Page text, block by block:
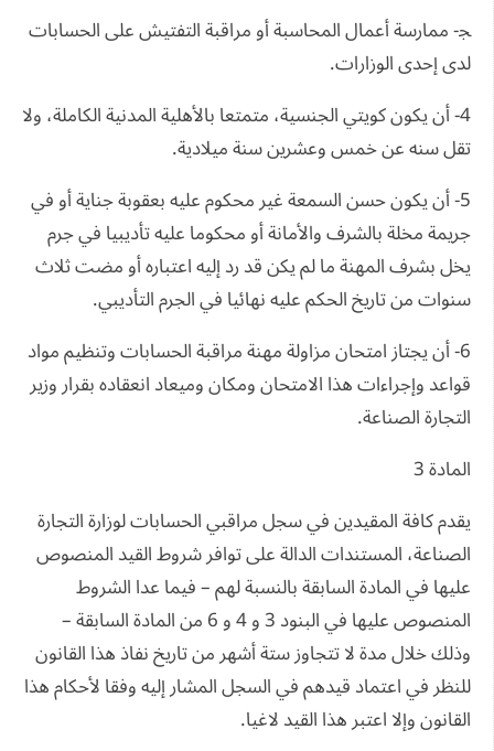
ﺠ- ممارسة أعمال المحاسبة أو مراقبة التفتيش على الحسابات
لدى إحدى الوزارات.
4- أن يكون كويتي الجنسية، متمتعا بالأهلية المدنية الكاملة، ولا
تقل سنه عن خمس وعشرين سنة ميلادية.
5- أن يكون حسن السمعة غير محكوم عليه بعقوبة جناية أو في
جريمة مخلة بالشرف والأمانة أو محكوما عليه تأديبيا في جرم
يخل بشرف المهنة ما لم يكن قد رد إليه اعتباره أو مضت ثلاث
سنوات من تاريخ الحكم عليه نهائيا في الجرم التأديبي.
6- أن يجتاز امتحان مزاولة مهنة مراقبة الحسابات وتنظيم مواد
قواعد وإجراءات هذا الامتحان ومكان وميعاد انعقاده بقرار وزير
التجارة الصناعة.
المادة 3
يقدم كافة المقيدين في سجل مراقبي الحسابات لوزارة التجارة
الصناعة، المستندات الدالة على توافر شروط القيد المنصوص
عليها في المادة السابقة بالنسبة لهم – فيما عدا الشروط
المنصوص عليها في البنود 3 و 4 و 6 من المادة السابقة –
وذلك خلال مدة لا تتجاوز ستة أشهر من تاريخ نفاذ هذا القانون
للنظر في اعتماد قيدهم في السجل المشار إليه وفقا لأحكام هذا
القانون وإلا اعتبر هذا القيد لاغيا.